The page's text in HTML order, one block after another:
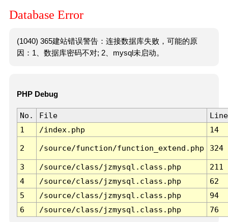
Database Error
(1040) 365建站错误警告：连接数据库失败，可能的原
因：1、数据库密码不对; 2、mysql未启动。
PHP Debug
No. File
Line
1
/index.php 14
2 /source/function/function_extend.php 324
3 /source/class/jzmysql.class.php
211
4
/source/class/jzmysql.class.php
62
5
/source/class/jzmysql.class.php
94
6
/source/class/jzmysql.class.php 76